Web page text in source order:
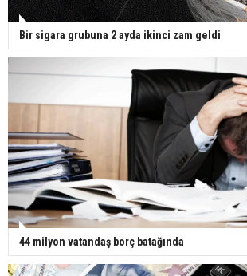
Bir sigara grubuna 2 ayda ikinci zam geldi
44 milyon vatandaş borç batağında